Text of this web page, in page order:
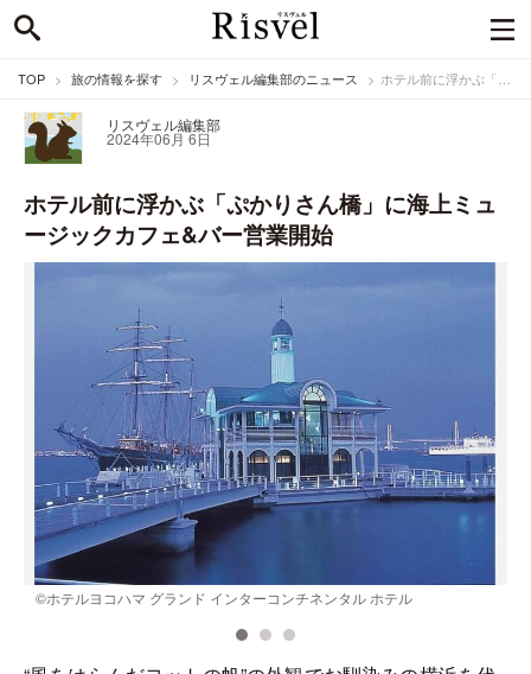
TOP 旅の情報を探す リスヴェル編集部のニュース ホテル前に浮かぶ「ぷかりさん橋」に海上ミュージックカフェ&バー営業開始
リスヴェル編集部
2024年06月 6日
ホテル前に浮かぶ「ぷかりさん橋」に海上ミュ
ージックカフェ&バー営業開始
©️ホテルヨコハマ グランド インターコンチネンタル ホテル